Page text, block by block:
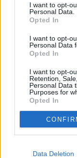
I want to opt-
Personal Data.
Opted In
I want to opt-
Personal Data
Opted In
I want to opt-
Retention,
Personal Data
Purposes for
Opted In
Data Deletion